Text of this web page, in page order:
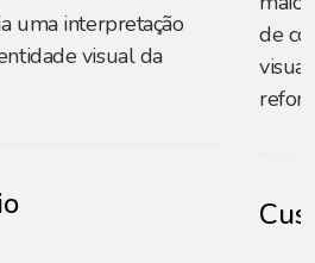
uma interpretação
visual da
de